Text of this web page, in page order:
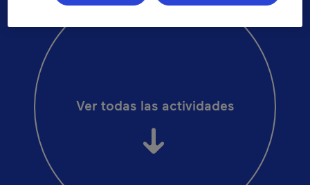
Ver todas las actividades